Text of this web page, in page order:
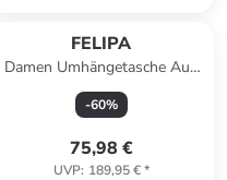
FELIPA
Damen Umhängetasche Aus
Leder in Rosa
-60%
75,98 €
UVP: 189,95 €*